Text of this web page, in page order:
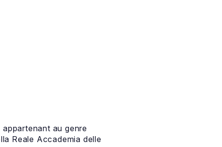
au genre
Reale Accademia delle